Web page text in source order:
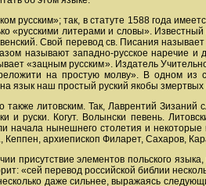
русским»; так, в статуте 1588 года
«русскими литерами и словы».
Свой перевод св. Писания
называют западно-русское наречие и
«зацным русским». Издатель
на простую молву». В одном из
язык наш простый руский якобы
также литовским. Так, Лаврентий
и руски. Когут. Волынски певень.
начала нынешнего столетия и
Кеппен, архиепископ Филарет, Сахаров,
присутствие элементов польского
«сей перевод российской библии
даже сильнее, выражаясь